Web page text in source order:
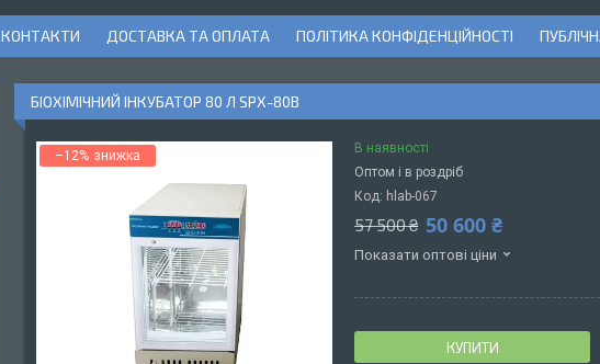
КОНТАКТИ ДОСТАВКА ТА ОПЛАТА ПОЛІТИКА КОНФІДЕНЦІЙНОСТІ
БІОХІМІЧНИЙ ІНКУБАТОР 80 Л SPX-80B
–12%
В наявності
Оптом і в роздріб
Код: hlab-067
57 500 ₴ 50 600 ₴
Показати оптові ціни
КУПИТИ